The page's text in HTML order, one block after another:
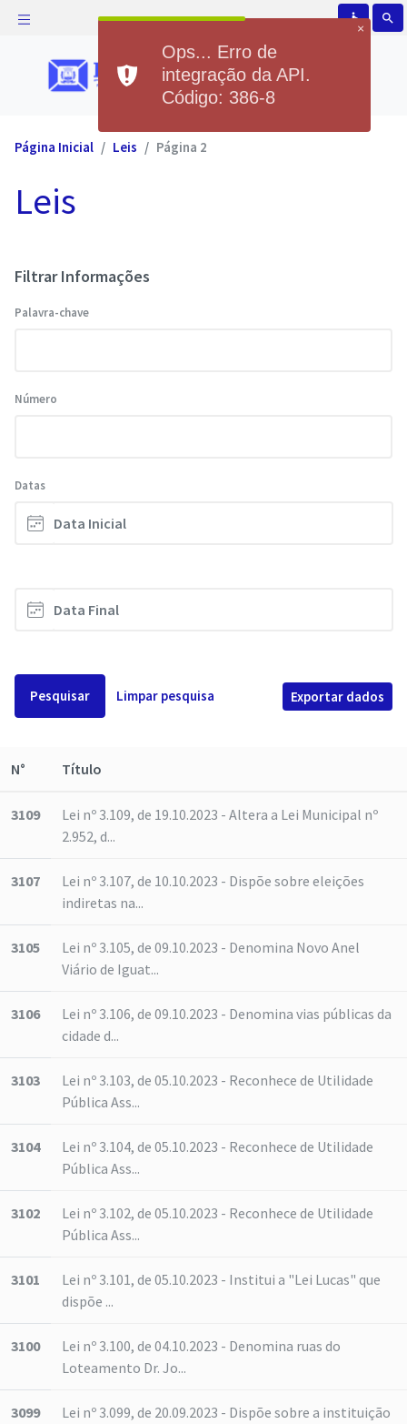
accessible search
Página Inicial Leis Página 2
Leis
Filtrar Informações
Palavra-chave
Número
Datas
Pesquisar Limpar pesquisa Exportar dados
N° Título
3109
Lei nº 3.109, de 19.10.2023 - Altera a Lei Municipal nº
2.952, d...
3107
Lei nº 3.107, de 10.10.2023 - Dispõe sobre eleições
indiretas na...
3105
Lei nº 3.105, de 09.10.2023 - Denomina Novo Anel
Viário de Iguat...
3106
Lei nº 3.106, de 09.10.2023 - Denomina vias públicas da
cidade d...
3103
Lei nº 3.103, de 05.10.2023 - Reconhece de Utilidade
Pública Ass...
3104
Lei nº 3.104, de 05.10.2023 - Reconhece de Utilidade
Pública Ass...
3102
Lei nº 3.102, de 05.10.2023 - Reconhece de Utilidade
Pública Ass...
3101
Lei nº 3.101, de 05.10.2023 - Institui a "Lei Lucas" que
dispõe ...
3100
Lei nº 3.100, de 04.10.2023 - Denomina ruas do
Loteamento Dr. Jo...
3099
Lei nº 3.099, de 20.09.2023 - Dispõe sobre a instituição
×
Ops... Erro de
integração da API.
Código: 386-8